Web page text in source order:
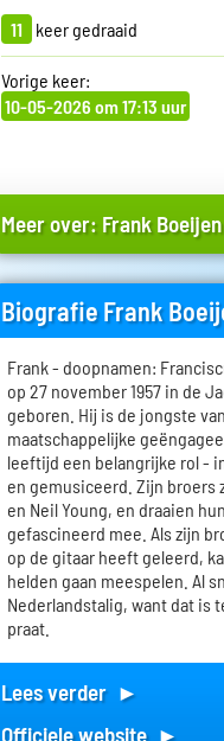
11 keer gedraaid
Vorige keer:
10-05-2026 om 17:13 uur
Meer over: Frank Boeijen
Biografie Frank
Frank - doopnamen:
op 27 november 1957 in de
geboren. Hij is de jongste
maatschappelijke
leeftijd een belangrijke rol -
en gemusiceerd. Zijn broers
en Neil Young, en draaien
gefascineerd mee. Als zijn
op de gitaar heeft geleerd,
helden gaan meespelen. Al
Nederlandstalig, want dat is
praat.
Lees verder ►
Officiele website ►